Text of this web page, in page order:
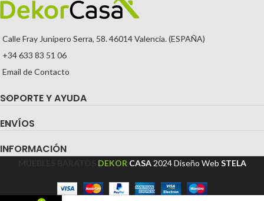
Calle Fray Junípero Serra, 58. 46014 Valencia. (ESPAÑA)
+34 633 83 51 06
Email de Contacto
SOPORTE Y AYUDA
ENVÍOS
INFORMACIÓN
DEKOR CASA 2024Diseño Web STELA